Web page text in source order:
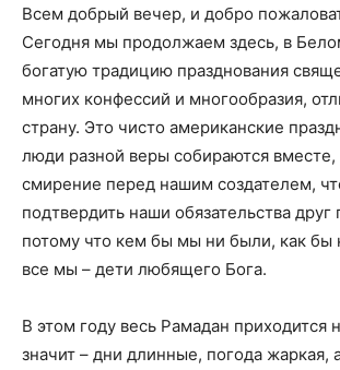
Всем добрый вечер, и добро
Сегодня мы продолжаем здесь, в
богатую традицию празднования
многих конфессий и многообразия,
страну. Это чисто американские
люди разной веры собираются вместе,
смирение перед нашим создателем,
подтвердить наши обязательства
потому что кем бы мы ни были, как бы
все мы – дети любящего Бога.
В этом году весь Рамадан приходится
значит – дни длинные, погода жаркая,